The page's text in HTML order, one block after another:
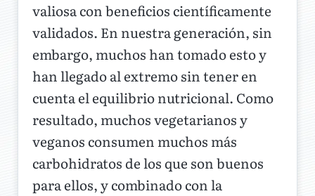
valiosa con beneficios científicamente
validados. En nuestra generación, sin
embargo, muchos han tomado esto y
han llegado al extremo sin tener en
cuenta el equilibrio nutricional. Como
resultado, muchos vegetarianos y
veganos consumen muchos más
carbohidratos de los que son buenos
para ellos, y combinado con la